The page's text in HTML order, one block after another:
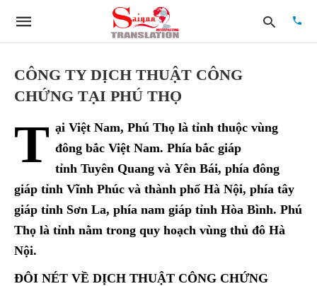
CÔNG TY DỊCH THUẬT CÔNG
CHỨNG TẠI PHÚ THỌ
T ại Việt Nam, Phú Thọ là tỉnh thuộc vùng
đông bắc Việt Nam. Phía bắc giáp
tỉnh Tuyên Quang và Yên Bái, phía đông
giáp tỉnh Vĩnh Phúc và thành phố Hà Nội, phía tây
giáp tỉnh Sơn La, phía nam giáp tỉnh Hòa Bình. Phú
Thọ là tỉnh nằm trong quy hoạch vùng thủ đô Hà
Nội.
ĐÔI NÉT VỀ DỊCH THUẬT CÔNG CHỨNG